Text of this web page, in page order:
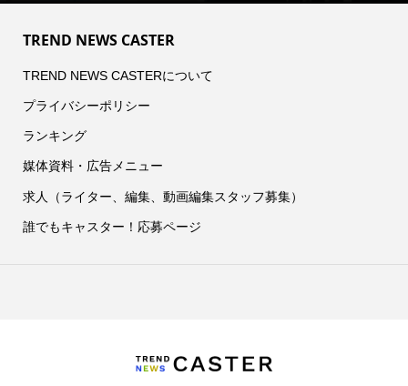
TREND NEWS CASTER
TREND NEWS CASTERについて
プライバシーポリシー
ランキング
媒体資料・広告メニュー
求人（ライター、編集、動画編集スタッフ募集）
誰でもキャスター！応募ページ